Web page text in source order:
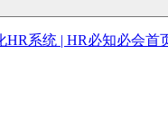
HR系统 | HR必知必会首